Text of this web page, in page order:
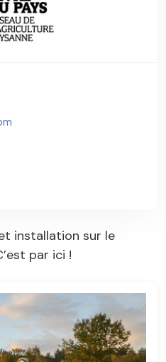
installation sur le
par ici !